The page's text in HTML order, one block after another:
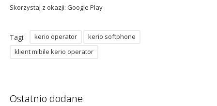
Skorzystaj z okazji: Google Play
Tagi: kerio operator
kerio softphone
klient mibile kerio operator
Ostatnio dodane